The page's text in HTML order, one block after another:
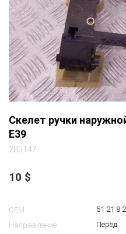
Скелет ручки
E39
283147
10 $
OEM
51 21 8
Направление
Перед.